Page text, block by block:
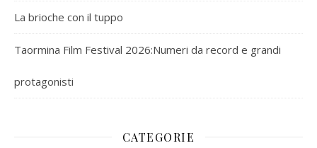
La brioche con il tuppo
Taormina Film Festival 2026:Numeri da record e grandi
protagonisti
CATEGORIE